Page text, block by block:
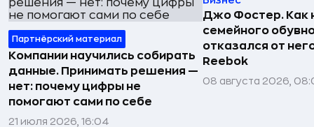
Партнёрский материал
Компании научились собирать
данные. Принимать решения —
нет: почему цифры не
помогают сами по себе
21 июля 2026, 16:04
Джо Фостер. Как
семейного
отказался от
Reebok
08 августа 2026,